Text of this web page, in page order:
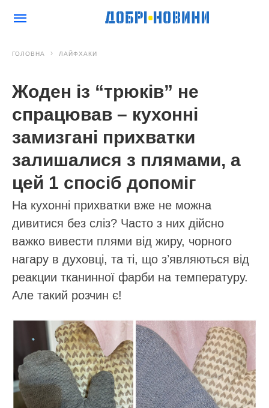
ГОЛОВНА ЛАЙФХАКИ
Жоден із “трюків” не
спрацював – кухонні
замизгані прихватки
залишалися з плямами, а
цей 1 спосіб допоміг
На кухонні прихватки вже не можна
дивитися без сліз? Часто з них дійсно
важко вивести плями від жиру, чорного
нагару в духовці, та ті, що зʼявляються від
реакции тканинної фарби на температуру.
Але такий розчин є!